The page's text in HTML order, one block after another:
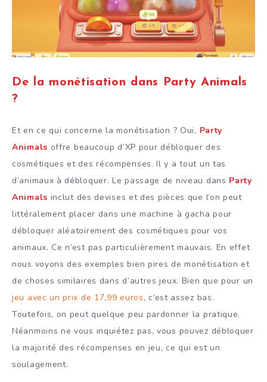
De la monétisation dans Party Animals
?
Et en ce qui concerne la monétisation ? Oui, Party
Animals offre beaucoup d’XP pour débloquer des
cosmétiques et des récompenses. Il y a tout un tas
d’animaux à débloquer. Le passage de niveau dans Party
Animals inclut des devises et des pièces que l’on peut
littéralement placer dans une machine à gacha pour
débloquer aléatoirement des cosmétiques pour vos
animaux. Ce n’est pas particulièrement mauvais. En effet
nous voyons des exemples bien pires de monétisation et
de choses similaires dans d’autres jeux. Bien que pour un
jeu avec un prix de 17,99 euros, c’est assez bas.
Toutefois, on peut quelque peu pardonner la pratique.
Néanmoins ne vous inquiétez pas, vous pouvez débloquer
la majorité des récompenses en jeu, ce qui est un
soulagement.